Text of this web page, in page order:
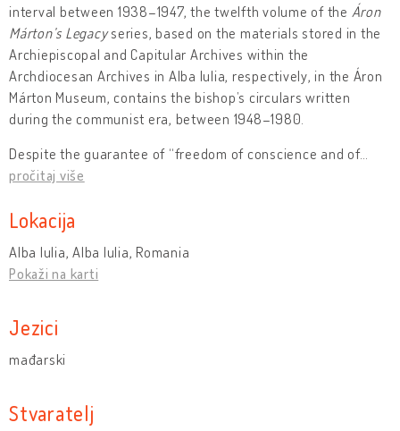
interval between 1938–1947, the twelfth volume of the Áron
Márton’s Legacyseries, based on the materials stored in the
Archiepiscopal and Capitular Archives within the
Archdiocesan Archives in Alba Iulia, respectively, in the Áron
Márton Museum, contains the bishop’s circulars written
during the communist era, between 1948–1980.
Despite the guarantee of “freedom of conscience and of…
pročitaj više
Lokacija
Alba Iulia, Alba Iulia, Romania
Pokaži na karti
Jezici
mađarski
Stvaratelj